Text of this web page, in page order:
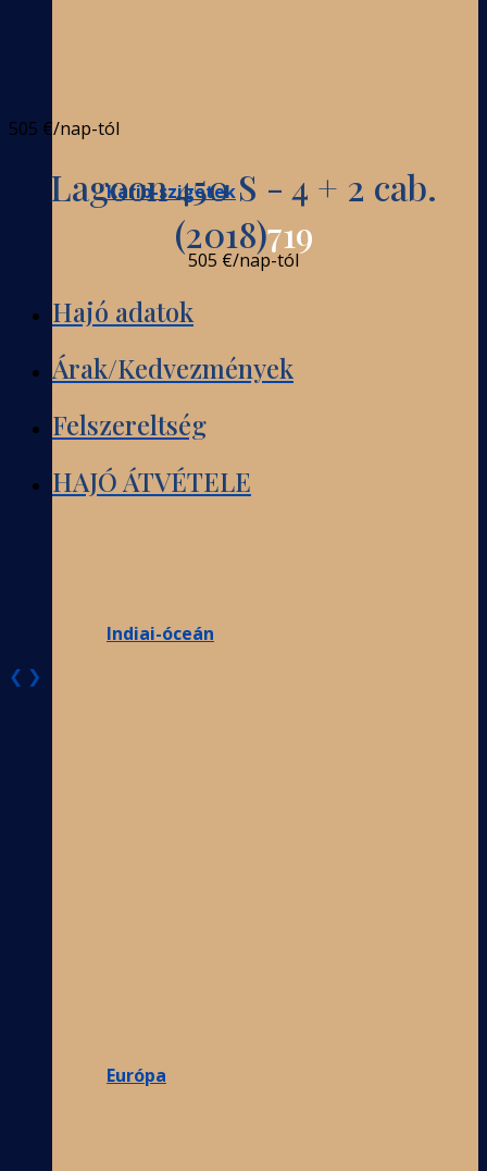
Karib-szigetek
Indiai-óceán
Európa
505 €/nap-tól
Lagoon 450 S - 4 + 2 cab.
(2018)719
505 €/nap-tól
Hajó adatok
Árak/Kedvezmények
Felszereltség
HAJÓ ÁTVÉTELE
❮ ❯